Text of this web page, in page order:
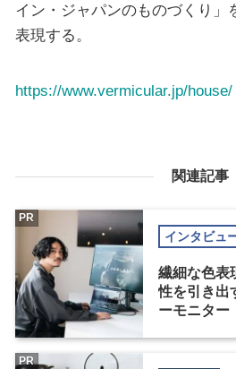
イン・ジャパンのものづくり」
表現する。
https://www.vermicular.jp/house/
関連記事
インタビュ
繊細な色表
性を引き出
ーモニター
PR
PR